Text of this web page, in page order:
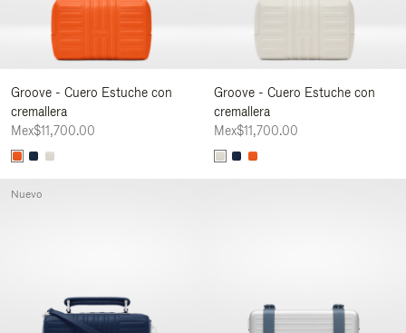
Groove - Cuero Estuche con
cremallera
Mex$11,700.00
Groove - Cuero Estuche con
cremallera
Mex$11,700.00
Nuevo